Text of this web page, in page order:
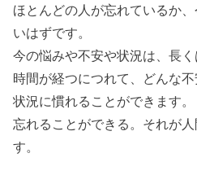
ほとんどの人が忘れているか
いはずです。
今の悩みや不安や状況は、長く
時間が経つにつれて、どんな不
状況に慣れることができます。
忘れることができる。それが
す。